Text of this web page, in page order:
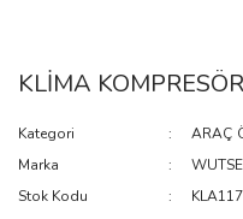
KLİMA
Kategori
ARAÇ
Marka
WUTSE
Stok Kodu